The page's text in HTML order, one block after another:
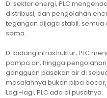
Di sektor energi, PLC
distribusi, dan pengolahan
tegangan dijaga stabil, semua
sama.
Di bidang infrastruktur, PLC
pompa air, hingga
gangguan pasokan air di
masalahnya bukan pipa
Lagi-lagi, PLC ada di pusatnya.